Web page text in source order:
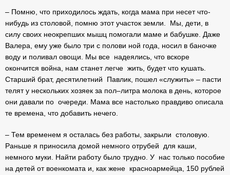
– Помню, что приходилось ждать, когда мама при несет что-
нибудь из столовой, помню этот участок земли. Мы, дети, в
силу своих неокрепших мышц помогали маме и бабушке. Даже
Валера, ему уже было три с полови ной года, носил в баночке
воду и поливал овощи. Мы все надеялись, что вскоре
окончится война, нам станет легче жить, будет что кушать.
Старший брат, десятилетний Павлик, пошел «служить» – пасти
телят у нескольких хозяек за пол–литра молока в день, которое
они давали по очереди. Мама все настолько правдиво описала
те времена, что добавить нечего.
– Тем временем я осталась без работы, закрыли столовую.
Раньше я приносила домой немного отрубей для каши,
немного муки. Найти работу было трудно. У нас только пособие
на детей от военкомата и, как жене красноармейца, 150 рублей